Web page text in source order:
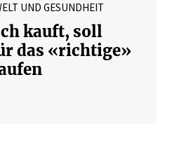
UND GESUNDHEIT
kauft, soll
das «richtige»